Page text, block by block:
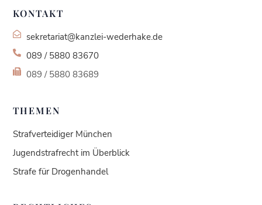
KONTAKT
sekretariat@kanzlei-wederhake.de
089 / 5880 83670
089 / 5880 83689
THEMEN
Strafverteidiger München
Jugendstrafrecht im Überblick
Strafe für Drogenhandel